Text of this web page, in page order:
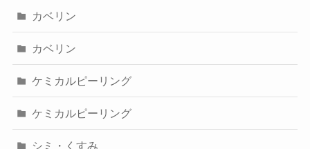
カベリン
カベリン
ケミカルピーリング
ケミカルピーリング
シミ・くすみ